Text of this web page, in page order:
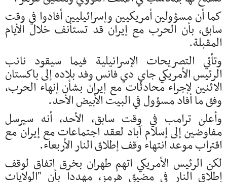
كما أن مسؤولين أمريكيين وإسرائيليين أفادوا في وقت
سابق، بأن الحرب مع إيران قد تستأنف خلال الأيام
المقبلة.
وتأتي التصريحات الإسرائيلية فيما سيقود نائب
الرئيس الأمريكي جاي دي فانس وفد بلاده إلى باكستان
الاثنين لإجراء محادثات مع إيران بشأن إنهاء الحرب،
وفق ما أفاد مسؤول في البيت الأبيض الأحد.
وأعلن ترامب في وقت سابق، الأحد، أنه سيرسل
مفاوضين إلى إسلام آباد لعقد اجتماعات مع إيران مع
اقتراب موعد انتهاء وقف إطلاق النار الأربعاء.
لكن الرئيس الأمريكي اتهم طهران بخرق اتفاق لوقف
إطلاق النار في مضيق هرمز، مهددا بأن "الولايات